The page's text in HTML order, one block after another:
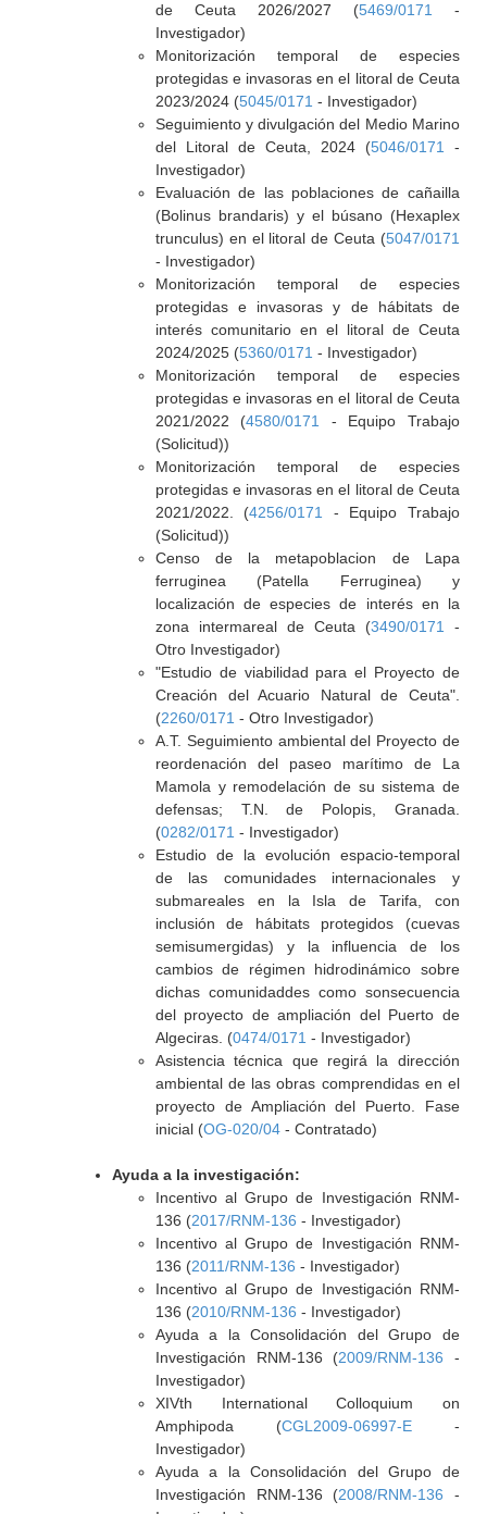
de Ceuta 2026/2027 (5469/0171
-
Investigador)
Monitorización temporal de especies
protegidas e invasoras en el litoral de Ceuta
2023/2024 (5045/0171 - Investigador)
Seguimiento y divulgación del Medio Marino
del Litoral de Ceuta, 2024 (5046/0171
-
Investigador)
Evaluación de las poblaciones de cañailla
(Bolinus brandaris) y el búsano (Hexaplex
trunculus) en el litoral de Ceuta (5047/0171
- Investigador)
Monitorización temporal de especies
protegidas e invasoras y de hábitats de
interés comunitario en el litoral de Ceuta
2024/2025 (5360/0171 - Investigador)
Monitorización temporal de especies
protegidas e invasoras en el litoral de Ceuta
2021/2022 (4580/0171
- Equipo Trabajo
(Solicitud))
Monitorización temporal de especies
protegidas e invasoras en el litoral de Ceuta
2021/2022. (4256/0171
- Equipo Trabajo
(Solicitud))
Censo de la metapoblacion de Lapa
ferruginea (Patella Ferruginea) y
localización de especies de interés en la
zona intermareal de Ceuta (3490/0171
-
Otro Investigador)
"Estudio de viabilidad para el Proyecto de
Creación del Acuario Natural de Ceuta".
(2260/0171 - Otro Investigador)
A.T. Seguimiento ambiental del Proyecto de
reordenación del paseo marítimo de La
Mamola y remodelación de su sistema de
defensas; T.N. de Polopis, Granada.
(0282/0171 - Investigador)
Estudio de la evolución espacio-temporal
de las comunidades internacionales y
submareales en la Isla de Tarifa, con
inclusión de hábitats protegidos (cuevas
semisumergidas) y la influencia de los
cambios de régimen hidrodinámico sobre
dichas comunidaddes como sonsecuencia
del proyecto de ampliación del Puerto de
Algeciras. (0474/0171 - Investigador)
Asistencia técnica que regirá la dirección
ambiental de las obras comprendidas en el
proyecto de Ampliación del Puerto. Fase
inicial (OG-020/04- Contratado)
Ayuda a la investigación:
Incentivo al Grupo de Investigación RNM-
136 (2017/RNM-136 - Investigador)
Incentivo al Grupo de Investigación RNM-
136 (2011/RNM-136 - Investigador)
Incentivo al Grupo de Investigación RNM-
136 (2010/RNM-136 - Investigador)
Ayuda a la Consolidación del Grupo de
Investigación RNM-136 (2009/RNM-136 -
Investigador)
XIVth International Colloquium on
Amphipoda (CGL2009-06997-E-
Investigador)
Ayuda a la Consolidación del Grupo de
Investigación RNM-136 (2008/RNM-136 -